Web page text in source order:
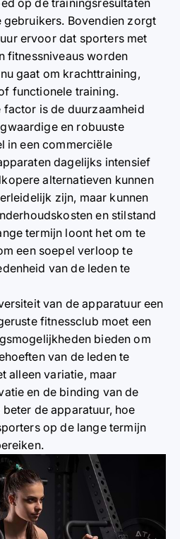
op de trainingsresultaten
Bovendien zorgt
ervoor dat sporters met
fitnessniveaus worden
gaat om krachttraining,
functionele training.
factor is de duurzaamheid
en robuuste
in een commerciële
dagelijks intensief
alternatieven kunnen
zijn, maar kunnen
en stilstand
termijn loont het om te
een soepel verloop te
van de leden te
van de apparatuur een
fitnessclub moet een
bieden om
van de leden te
alleen variatie, maar
en de binding van de
de apparatuur, hoe
op de lange termijn